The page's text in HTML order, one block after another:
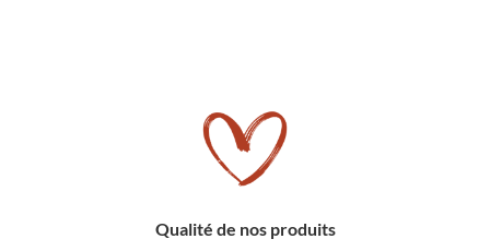
Qualité de nos produits